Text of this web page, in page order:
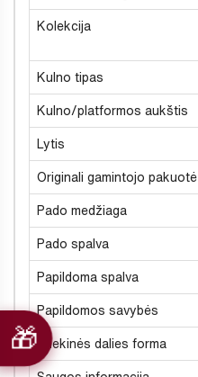
Kolekcija
Kulno tipas
Kulno/platformos aukštis
Lytis
Originali gamintojo pakuotė
Pado medžiaga
Pado spalva
Papildoma spalva
Papildomos savybės
Priekinės dalies forma